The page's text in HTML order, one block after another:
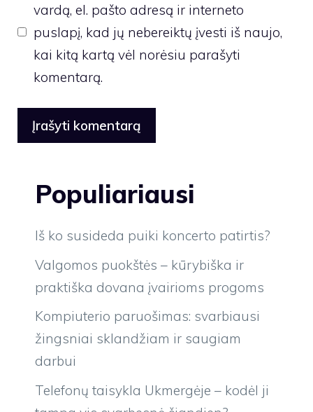
vardą, el. pašto adresą ir interneto
puslapį, kad jų nebereiktų įvesti iš naujo,
kai kitą kartą vėl norėsiu parašyti
komentarą.
Populiariausi
Iš ko susideda puiki koncerto patirtis?
Valgomos puokštės – kūrybiška ir
praktiška dovana įvairioms progoms
Kompiuterio paruošimas: svarbiausi
žingsniai sklandžiam ir saugiam
darbui
Telefonų taisykla Ukmergėje – kodėl ji